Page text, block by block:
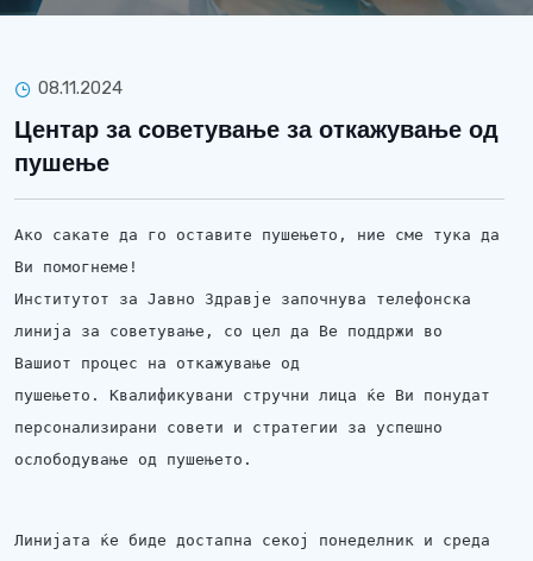
08.11.2024
Центар за советување за откажување од
пушење
Ако сакате да го оставите пушењето, ние сме тука да
Ви помогнеме!
Институтот за Јавно Здравје започнува телефонска
линија за советување, со цел да Ве поддржи во
Вашиот процес на откажување од
пушењето. Квалификувани стручни лица ќе Ви понудат
персонализирани совети и стратегии за успешно
ослободување од пушењето.
Линијата ќе биде достапна секој понеделник и среда